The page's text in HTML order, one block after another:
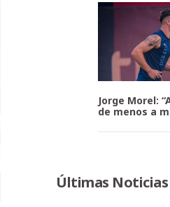
Jorge Morel:
de menos a
Últimas Noticias